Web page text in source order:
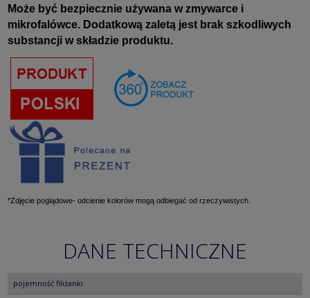
Może być bezpiecznie używana w zmywarce i
mikrofalówce. Dodatkową zaletą jest brak szkodliwych
substancji w składzie produktu.
*Zdjęcie poglądowe- odcienie kolorów mogą odbiegać od rzeczywistych.
DANE TECHNICZNE
pojemność filiżanki